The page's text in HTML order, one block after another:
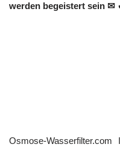
werden begeistert sein ✉
Osmose-Wasserfilter.com